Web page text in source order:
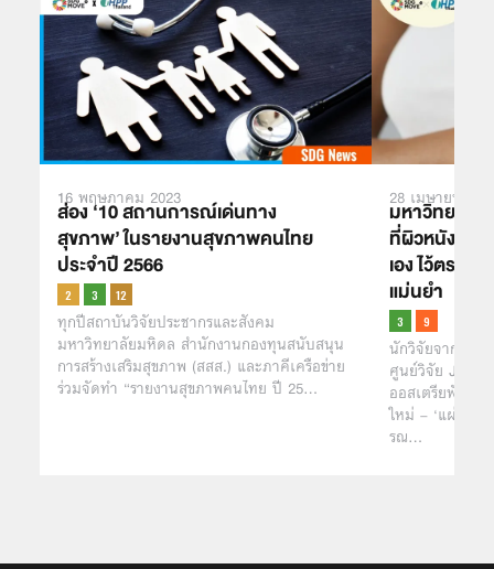
16 พฤษภาคม 2023
ส่อง ‘10 สถานการณ์เด่นทาง
สุขภาพ’ ในรายงานสุขภาพคนไทย
ประจำปี 2566
ทุกปีสถาบันวิจัยประชากรและสังคม
มหาวิทยาลัยมหิดล สำนักงานกองทุนสนับสนุน
การสร้างเสริมสุขภาพ (สสส.) และภาคีเครือข่าย
ร่วมจัดทำ “รายงานสุขภาพคนไทย ปี 25…
28 เมษายน
มหาวิทยาลัย
ที่ผิวหนังแบ
เอง ไว้ตรวจ
แม่นยำ
นักวิจัยจากมหา
ศูนย์วิจัย
ออสเตรียพัฒนา
ใหม่ – ‘แผ่นแป
รณ…